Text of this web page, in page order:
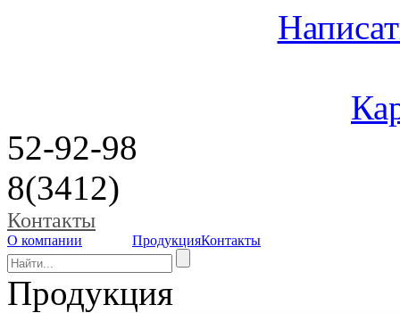
52-92-98
8(3412)
Контакты
О компании ПродукцияКонтакты
Продукция